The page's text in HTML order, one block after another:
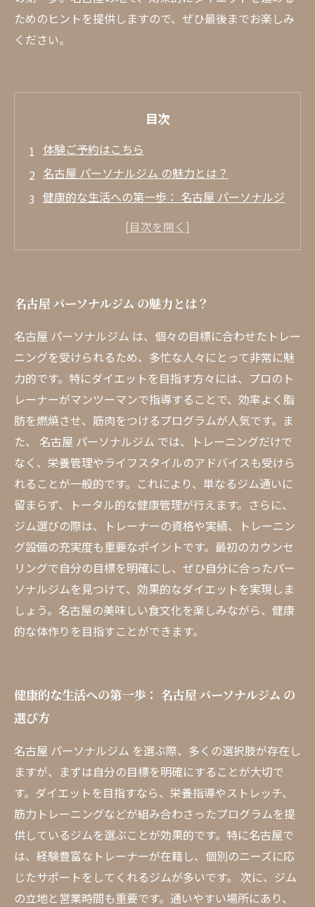
ためのヒントを提供しますので、ぜひ最後までお楽しみ
ください。
目次
体験ご予約はこちら
名古屋 パーソナルジム の魅力とは？
健康的な生活への第一歩： 名古屋 パーソナルジ
ムでのトレーニング法
個別指導がもたらすメリット：名古屋のパーソ
ナルジムでの成果
名古屋でのダイエットをサポートする食事法
成功体験を活かして次のステップへ！名古屋で
目指す健康ライフ
名古屋 パーソナルジム の魅力とは？
名古屋 パーソナルジム は、個々の目標に合わせたトレー
ニングを受けられるため、多忙な人々にとって非常に魅
力的です。特にダイエットを目指す方々には、プロのト
レーナーがマンツーマンで指導することで、効率よく脂
肪を燃焼させ、筋肉をつけるプログラムが人気です。ま
た、 名古屋 パーソナルジム では、トレーニングだけで
なく、栄養管理やライフスタイルのアドバイスも受けら
れることが一般的です。これにより、単なるジム通いに
留まらず、トータル的な健康管理が行えます。さらに、
ジム選びの際は、トレーナーの資格や実績、トレーニン
グ設備の充実度も重要なポイントです。最初のカウンセ
リングで自分の目標を明確にし、ぜひ自分に合ったパー
ソナルジムを見つけて、効果的なダイエットを実現しま
しょう。名古屋の美味しい食文化を楽しみながら、健康
的な体作りを目指すことができます。
健康的な生活への第一歩： 名古屋 パーソナルジム の
選び方
名古屋 パーソナルジム を選ぶ際、多くの選択肢が存在し
ますが、まずは自分の目標を明確にすることが大切で
す。ダイエットを目指すなら、栄養指導やストレッチ、
筋力トレーニングなどが組み合わさったプログラムを提
供しているジムを選ぶことが効果的です。特に名古屋で
は、経験豊富なトレーナーが在籍し、個別のニーズに応
じたサポートをしてくれるジムが多いです。 次に、ジム
の立地と営業時間も重要です。通いやすい場所にあり、